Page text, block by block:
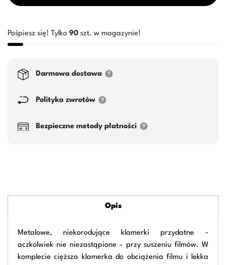
Pośpiesz się! Tylko 90 szt. w magazynie!
Darmowa dostawa
Polityka zwrotów
Bezpieczne metody płatności
Opis
Metalowe, niekorodujące klamerki przydatne -
aczkolwiek nie niezastąpione - przy suszeniu filmów. W
komplecie cięższa klamerka do obciążenia filmu i lekka